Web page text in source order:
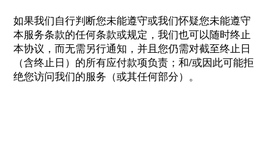
如果我们自行判断您未能遵守或我们怀疑您未能遵守
本服务条款的任何条款或规定，我们也可以随时终止
本协议，而无需另行通知，并且您仍需对截至终止日
（含终止日）的所有应付款项负责；和/或因此可能拒
绝您访问我们的服务（或其任何部分）。